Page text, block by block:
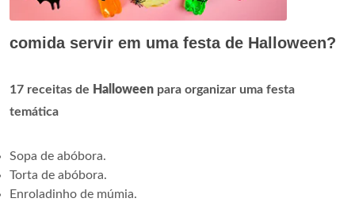
comida servir em uma festa de Halloween?
17 receitas de Halloween para organizar uma festa
temática
Sopa de abóbora.
Torta de abóbora.
Enroladinho de múmia.